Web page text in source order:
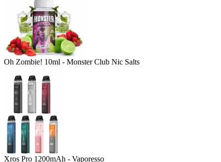
Oh Zombie! 10ml - Monster Club Nic Salts
Xros Pro 1200mAh - Vaporesso